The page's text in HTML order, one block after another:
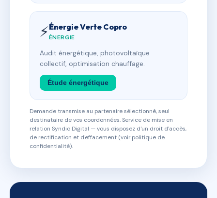
⚡Énergie Verte Copro
ÉNERGIE
Audit énergétique, photovoltaïque
collectif, optimisation chauffage.
Étude énergétique
Demande transmise au partenaire sélectionné, seul
destinataire de vos coordonnées. Service de mise en
relation Syndic Digital — vous disposez d'un droit d'accès,
de rectification et d'effacement (voir politique de
confidentialité).